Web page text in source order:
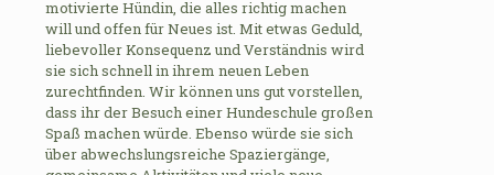
motivierte Hündin, die alles richtig machen
will und offen für Neues ist. Mit etwas Geduld,
liebevoller Konsequenz und Verständnis wird
sie sich schnell in ihrem neuen Leben
zurechtfinden. Wir können uns gut vorstellen,
dass ihr der Besuch einer Hundeschule großen
Spaß machen würde. Ebenso würde sie sich
über abwechslungsreiche Spaziergänge,